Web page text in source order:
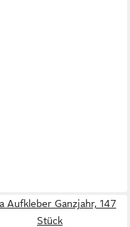
Aufkleber Ganzjahr, 147
Stück